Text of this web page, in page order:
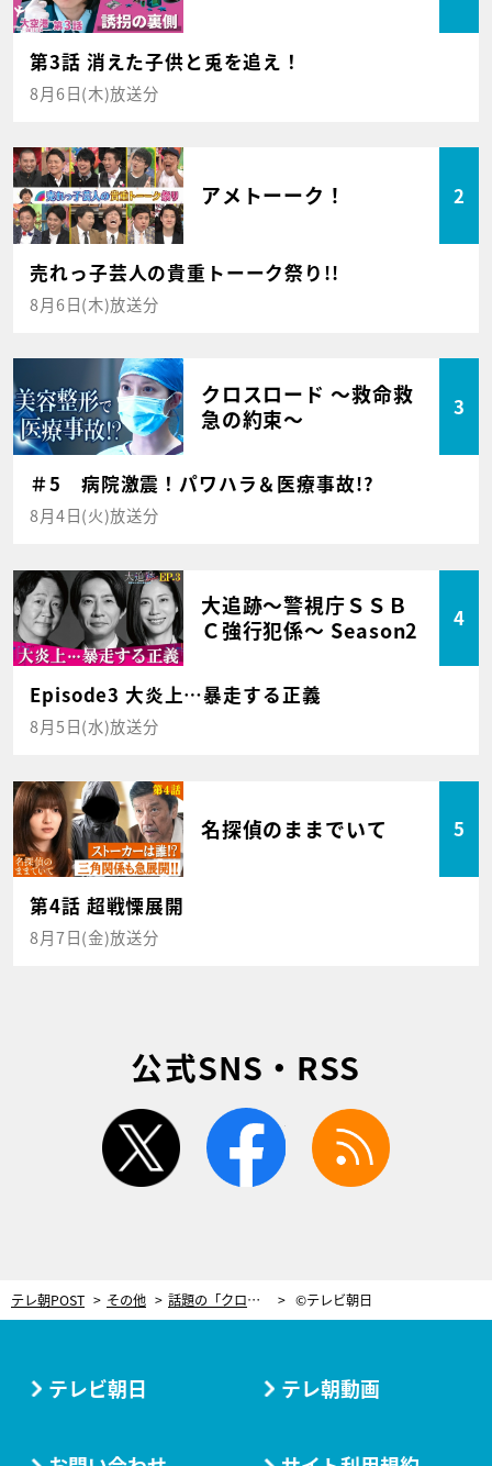
第3話 消えた子供と兎を追え！
8月6日(木)放送分
アメトーーク！ 2
売れっ子芸人の貴重トーーク祭り!!
8月6日(木)放送分
クロスロード ～救命救
急の約束～
3
＃5 病院激震！パワハラ＆医療事故!?
8月4日(火)放送分
大追跡～警視庁ＳＳＢ
Ｃ強行犯係～ Season2
4
Episode3 大炎上…暴走する正義
8月5日(水)放送分
名探偵のままでいて 5
第4話 超戦慄展開
8月7日(金)放送分
公式SNS・RSS
twitter facebook
テレ朝POST その他 話題の「クロスフィット」で夏までに美尻を目指す！家で可能な簡単トレーニングを紹介 ©テレビ朝日
テレビ朝日 テレ朝動画